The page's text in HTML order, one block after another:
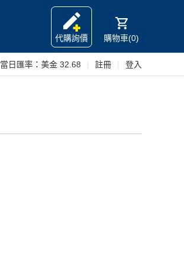
代購詢價
購物車(0)
當日匯率： 美金 32.68 註冊 登入